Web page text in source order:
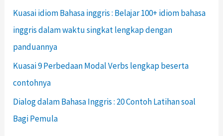
Kuasai idiom Bahasa inggris : Belajar 100+ idiom bahasa
inggris dalam waktu singkat lengkap dengan
panduannya
Kuasai 9 Perbedaan Modal Verbs lengkap beserta
contohnya
Dialog dalam Bahasa Inggris : 20 Contoh Latihan soal
Bagi Pemula